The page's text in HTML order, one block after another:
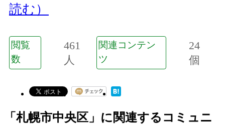
読む）
閲覧
数
461
人
関連コンテン
ツ
24
個
「札幌市中央区」に関連するコミュニ